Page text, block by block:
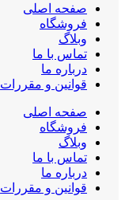
صفحه اصلی
فروشگاه
وبلاگ
تماس با ما
درباره ما
قوانین و مقررات
صفحه اصلی
فروشگاه
وبلاگ
تماس با ما
درباره ما
قوانین و مقررات